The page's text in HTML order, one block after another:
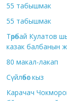
55 табышмак
55 табышмак
Төрөбай Кулатов
казак балбанын
80 макал-лакап
Сүйлөбөс кыз
Карачач